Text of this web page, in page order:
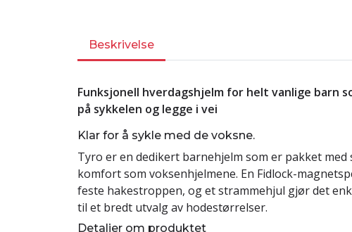
Beskrivelse
Funksjonell hverdagshjelm for helt vanlige barn
på sykkelen og legge i vei
Klar for å sykle med de voksne.
Tyro er en dedikert barnehjelm som er pakket med
komfort som voksenhjelmene. En Fidlock-
feste hakestroppen, og et strammehjul gjør det
til et bredt utvalg av hodestørrelser.
Detaljer om produktet